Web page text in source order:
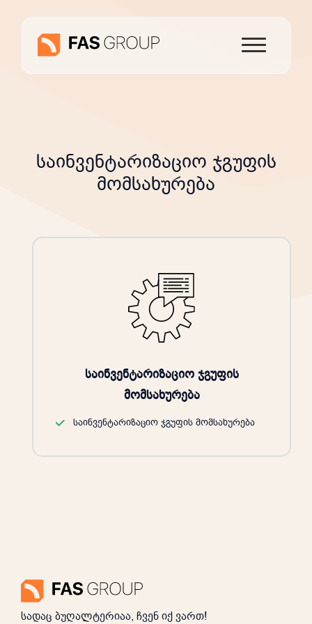
საინვენტარიზაციო ჯგუფის
მომსახურება
საინვენტარიზაციო ჯგუფის
მომსახურება
საინვენტარიზაციო ჯგუფის მომსახურება
სადაც ბუღალტერიაა, ჩვენ იქ ვართ!